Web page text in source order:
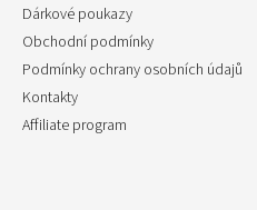
Dárkové poukazy
Obchodní podmínky
Podmínky ochrany osobních údajů
Kontakty
Affiliate program